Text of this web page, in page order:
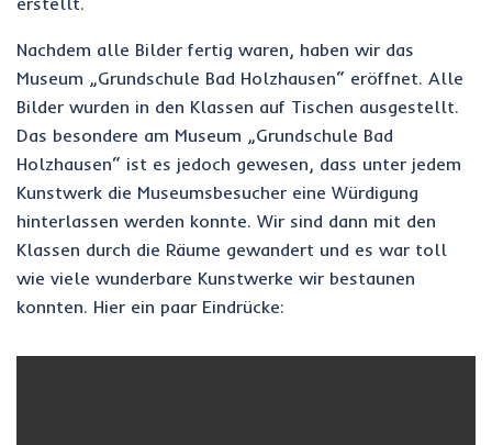
Nachdem alle Bilder fertig waren, haben wir das
Museum „Grundschule Bad Holzhausen“ eröffnet. Alle
Bilder wurden in den Klassen auf Tischen ausgestellt.
Das besondere am Museum „Grundschule Bad
Holzhausen“ ist es jedoch gewesen, dass unter jedem
Kunstwerk die Museumsbesucher eine Würdigung
hinterlassen werden konnte. Wir sind dann mit den
Klassen durch die Räume gewandert und es war toll
wie viele wunderbare Kunstwerke wir bestaunen
konnten. Hier ein paar Eindrücke: